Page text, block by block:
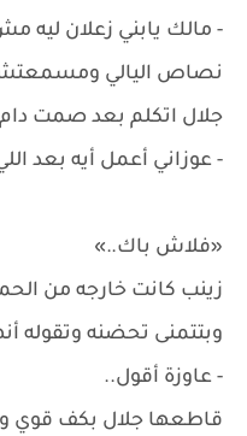
- مالك يابني زعلان ليه
نصاص اليالي
جلال اتكلم بعد صمت
- عوزاني أعمل أيه بعد
«فلاش باك..»
زينب كانت خارجه من
وبتتمنى تحضنه وتقوله
- عاوزة أقول..
قاطعها جلال بكف قوي